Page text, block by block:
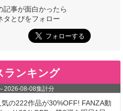
記事が面白かったら
タとぴをフォロー
ランキング
2026-08-08集計分
の222作品が30%OFF! FANZA動